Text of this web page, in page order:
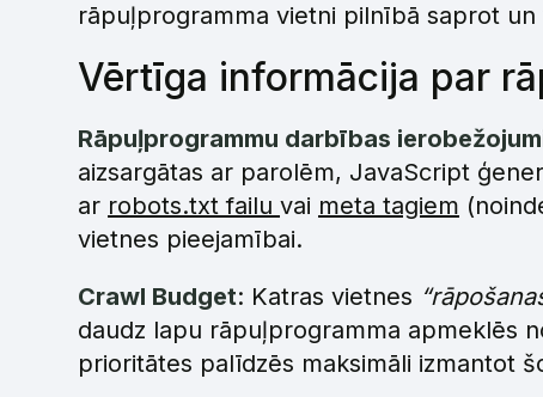
rāpuļprogramma vietni pilnībā saprot
Vērtīga informācija par
Rāpuļprogrammu darbības
aizsargātas ar parolēm, JavaScript
ar robots.txt failu vai meta tagiem
vietnes pieejamībai.
Crawl Budget: Katras vietnes
daudz lapu rāpuļprogramma apmeklēs
prioritātes palīdzēs maksimāli izmantot